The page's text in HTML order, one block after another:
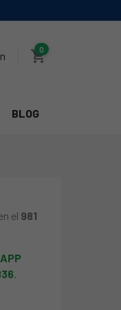
shopping_cart
0
BLOG
el 981